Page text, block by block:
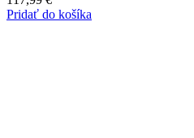
Pridať do košíka